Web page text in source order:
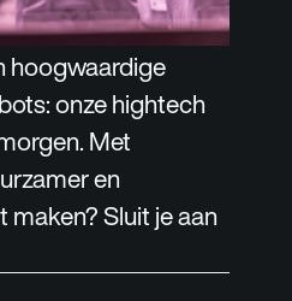
hoogwaardige
onze hightech
Met
en
Sluit je aan